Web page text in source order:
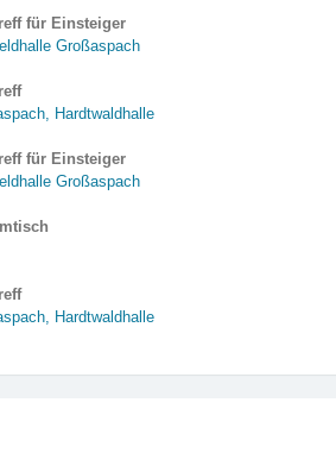
für Einsteiger
Großaspach
Hardtwaldhalle
für Einsteiger
Großaspach
Hardtwaldhalle